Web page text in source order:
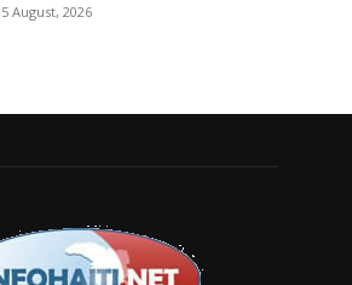
5 August, 2026